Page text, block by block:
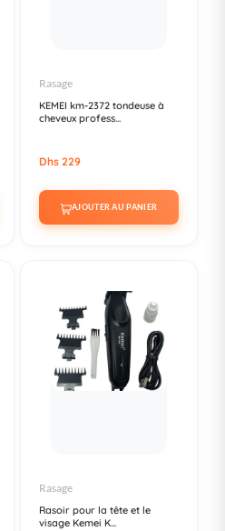
Rasage
KEMEI km-2372 tondeuse à
cheveux profess...
Dhs 229
AJOUTER AU PANIER
Rasage
Rasoir pour la tête et le
visage Kemei K...